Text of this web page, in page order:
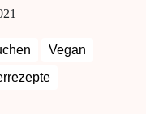
Vegan